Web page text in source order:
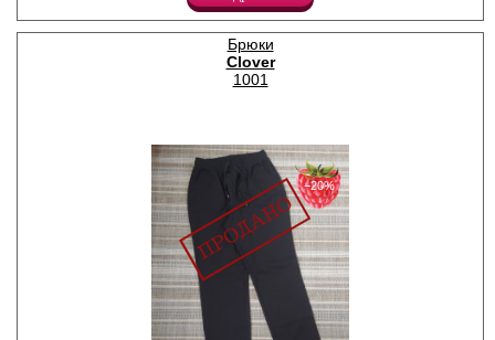
округлым вырезом
горловины, принт на
центральной части изделия,
небольшие разрезы в
боковых швах.
Брюки
Clover
1001
−20%